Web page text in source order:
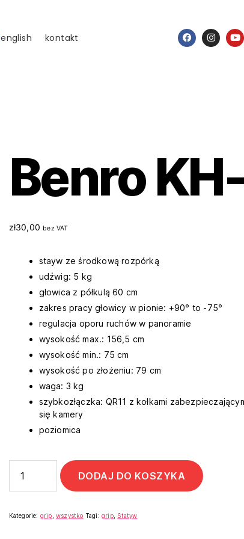
english kontakt
Benro
zł30,00 bez VAT
stayw ze środkową rozpórką
udźwig: 5 kg
głowica z półkulą 60 cm
zakres pracy głowicy w pionie: +90° to -75°
regulacja oporu ruchów w panoramie
wysokość max.: 156,5 cm
wysokość min.: 75 cm
wysokość po złożeniu: 79 cm
waga: 3 kg
szybkozłączka: QR11 z kołkami
się kamery
poziomica
DODAJ DO KOSZYKA
Kategorie: grip,wszystko Tagi:grip, Statyw